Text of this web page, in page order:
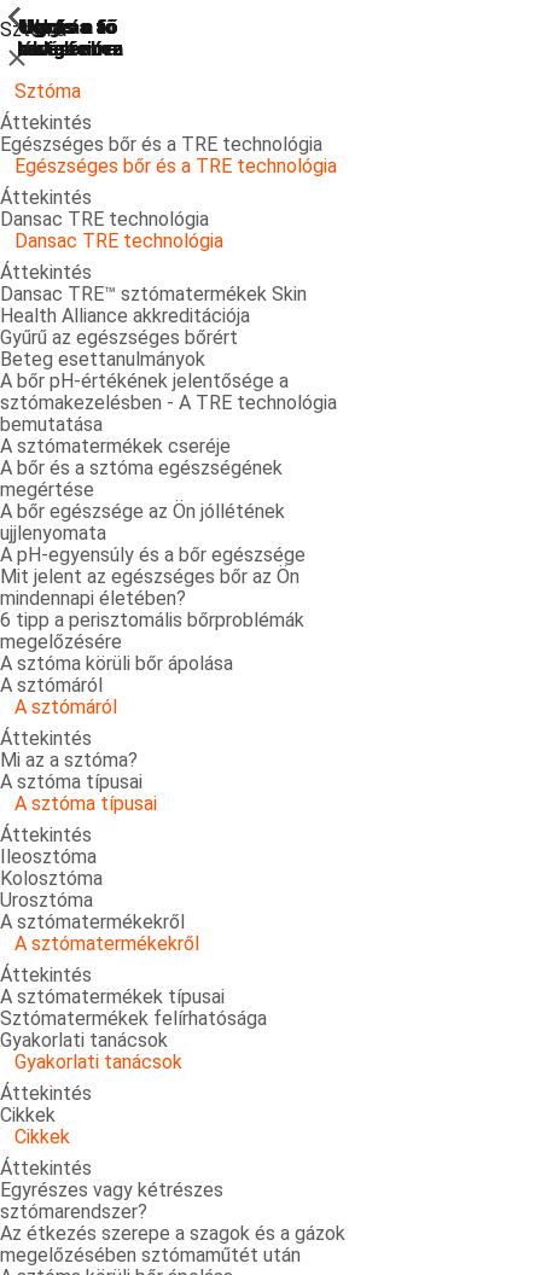
Ugrás a
kereséshez
Ugrás a fő
navigációra
Ugrás a fő
navigációra
Ugrás a fő
tartalomra
Ugrás a
láblécre
Sztóma
ShowPrevious
Bezárás
Sztóma
Áttekintés
Egészséges bőr és a TRE technológia
ShowPrevious
Egészséges bőr és a TRE technológia
Áttekintés
Dansac TRE technológia
ShowPrevious
Dansac TRE technológia
Áttekintés
Dansac TRE™ sztómatermékek Skin
Health Alliance akkreditációja
Gyűrű az egészséges bőrért
Beteg esettanulmányok
A bőr pH-értékének jelentősége a
sztómakezelésben - A TRE technológia
bemutatása
A sztómatermékek cseréje
A bőr és a sztóma egészségének
megértése
A bőr egészsége az Ön jóllétének
ujjlenyomata
A pH-egyensúly és a bőr egészsége
Mit jelent az egészséges bőr az Ön
mindennapi életében?
6 tipp a perisztomális bőrproblémák
megelőzésére
A sztóma körüli bőr ápolása
A sztómáról
ShowPrevious
A sztómáról
Áttekintés
Mi az a sztóma?
A sztóma típusai
ShowPrevious
A sztóma típusai
Áttekintés
Ileosztóma
Kolosztóma
Urosztóma
A sztómatermékekről
ShowPrevious
A sztómatermékekről
Áttekintés
A sztómatermékek típusai
Sztómatermékek felírhatósága
Gyakorlati tanácsok
ShowPrevious
Gyakorlati tanácsok
Áttekintés
Cikkek
ShowPrevious
Cikkek
Áttekintés
Egyrészes vagy kétrészes
sztómarendszer?
Az étkezés szerepe a szagok és a gázok
megelőzésében sztómaműtét után
ShowPrevious
ShowPrevious
ShowPrevious
ShowPrevious
ShowPrevious
ShowPrevious
ShowPrevious
ShowPrevious
ShowPrevious
ShowPrevious
ShowPrevious
ShowPrevious
ShowPrevious